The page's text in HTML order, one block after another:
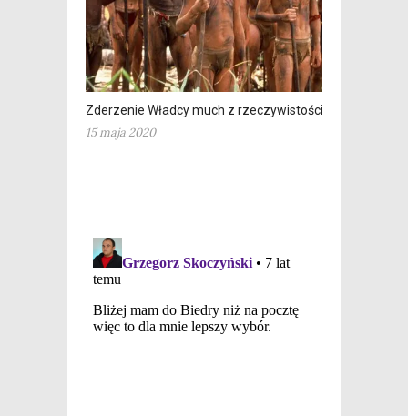
Zderzenie Władcy much z rzeczywistością
15 maja 2020